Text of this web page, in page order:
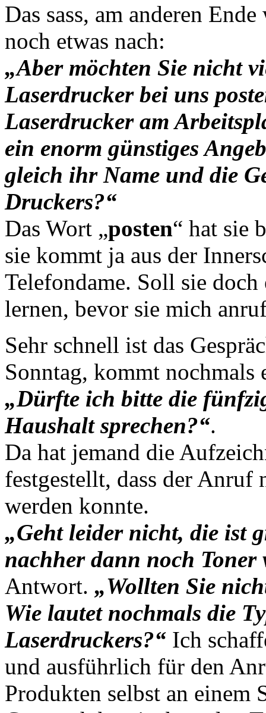
Das sass, am anderen
noch etwas nach:
„Aber möchten Sie nicht
Laserdrucker bei uns
Laserdrucker am
ein enorm günstiges
gleich ihr Name und die
Druckers?“
Das Wort „posten“ hat sie
sie kommt ja aus der
Telefondame. Soll sie
lernen, bevor sie mich
Sehr schnell ist das
Sonntag, kommt nochmals
„Dürfte ich bitte die
Haushalt sprechen?“.
Da hat jemand die
festgestellt, dass der
werden konnte.
„Geht leider nicht, die ist
nachher dann noch Toner
Antwort. „Wollten Sie
Wie lautet nochmals die
Laserdruckers?“ Ich
und ausführlich für den
Produkten selbst an einem